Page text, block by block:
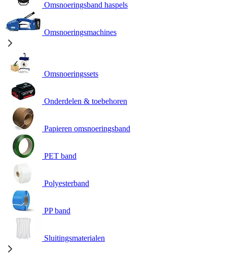
Omsnoeringsband haspels
Omsnoeringsmachines
Omsnoeringssets
Onderdelen & toebehoren
Papieren omsnoeringsband
PET band
Polyesterband
PP band
Sluitingsmaterialen